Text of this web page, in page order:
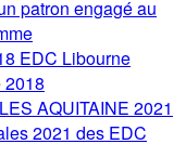
patron engagé au
EDC Libourne
2018
AQUITAINE 2021
2021 des EDC